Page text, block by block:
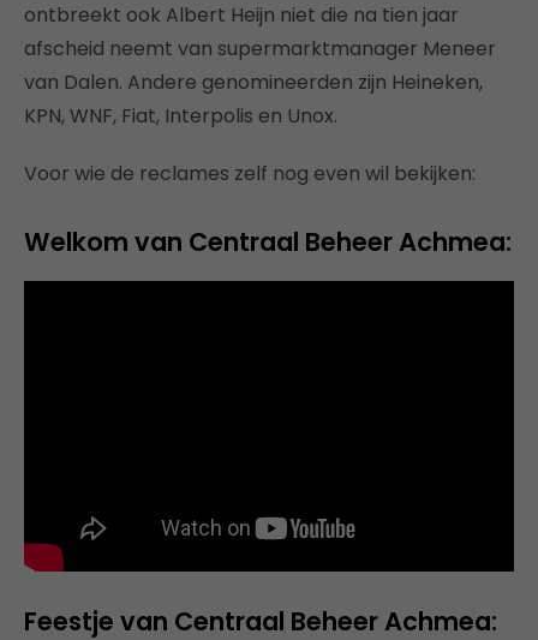
ontbreekt ook Albert Heijn niet die na tien jaar
afscheid neemt van supermarktmanager Meneer
van Dalen. Andere genomineerden zijn Heineken,
KPN, WNF, Fiat, Interpolis en Unox.
Voor wie de reclames zelf nog even wil bekijken:
Welkom van Centraal Beheer Achmea:
Feestje van Centraal Beheer Achmea: